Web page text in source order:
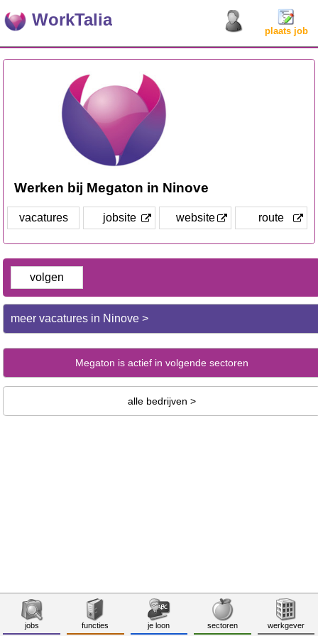
WorkTalia
plaats job
Werken bij Megaton in Ninove
vacatures jobsite website route
volgen
meer vacatures in Ninove >
Megaton is actief in volgende sectoren
alle bedrijven >
jobs functies je loon sectoren werkgever